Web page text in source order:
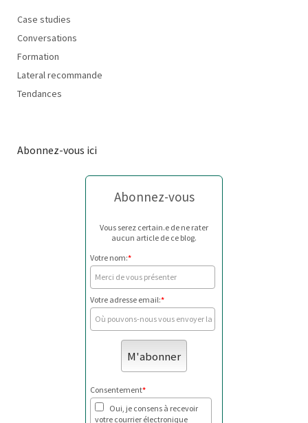
Case studies
Conversations
Formation
Lateral recommande
Tendances
Abonnez-vous ici
Abonnez-vous
Vous serez certain.e de ne rater
aucun article de ce blog.
Votre nom:*
Votre adresse email:*
Consentement*
Oui, je consens à recevoir
votre courrier électronique